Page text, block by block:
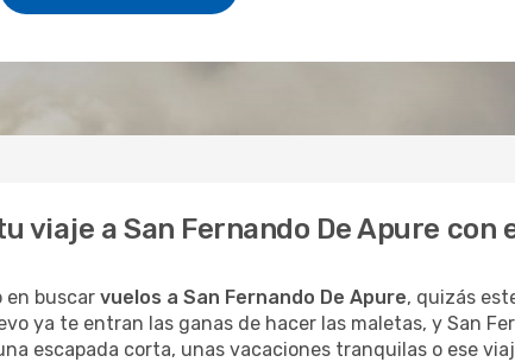
viaje a San Fernando De Apure con
en buscar vuelos a San Fernando De Apure, quizás
ya te entran las ganas de hacer las maletas, y San
escapada corta, unas vacaciones tranquilas o ese